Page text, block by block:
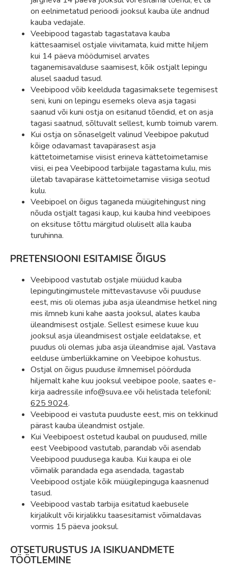
on eelnimetatud perioodi jooksul kauba üle andnud
kauba vedajale.
Veebipood tagastab tagastatava kauba
kättesaamisel ostjale viivitamata, kuid mitte hiljem
kui 14 päeva möödumisel arvates
taganemisavalduse saamisest, kõik ostjalt lepingu
alusel saadud tasud.
Veebipood võib keelduda tagasimaksete tegemisest
seni, kuni on lepingu esemeks oleva asja tagasi
saanud või kuni ostja on esitanud tõendid, et on asja
tagasi saatnud, sõltuvalt sellest, kumb toimub varem.
Kui ostja on sõnaselgelt valinud Veebipoe pakutud
kõige odavamast tavapärasest asja
kättetoimetamise viisist erineva kättetoimetamise
viisi, ei pea Veebipood tarbijale tagastama kulu, mis
ületab tavapärase kättetoimetamise viisiga seotud
kulu.
Veebipoel on õigus taganeda müügitehingust ning
nõuda ostjalt tagasi kaup, kui kauba hind veebipoes
on eksituse tõttu märgitud oluliselt alla kauba
turuhinna.
PRETENSIOONI ESITAMISE ÕIGUS
Veebipood vastutab ostjale müüdud kauba
lepingutingimustele mittevastavuse või puuduse
eest, mis oli olemas juba asja üleandmise hetkel ning
mis ilmneb kuni kahe aasta jooksul, alates kauba
üleandmisest ostjale. Sellest esimese kuue kuu
jooksul asja üleandmisest ostjale eeldatakse, et
puudus oli olemas juba asja üleandmise ajal. Vastava
eelduse ümberlükkamine on Veebipoe kohustus.
Ostjal on õigus puuduse ilmnemisel pöörduda
hiljemalt kahe kuu jooksul veebipoe poole, saates e-
kirja aadressile info@suva.ee või helistada telefonil:
625 9024.
Veebipood ei vastuta puuduste eest, mis on tekkinud
pärast kauba üleandmist ostjale.
Kui Veebipoest ostetud kaubal on puudused, mille
eest Veebipood vastutab, parandab või asendab
Veebipood puudusega kauba. Kui kaupa ei ole
võimalik parandada ega asendada, tagastab
Veebipood ostjale kõik müügilepinguga kaasnenud
tasud.
Veebipood vastab tarbija esitatud kaebusele
kirjalikult või kirjalikku taasesitamist võimaldavas
vormis 15 päeva jooksul.
OTSETURUSTUS JA ISIKUANDMETE
TÖÖTLEMINE